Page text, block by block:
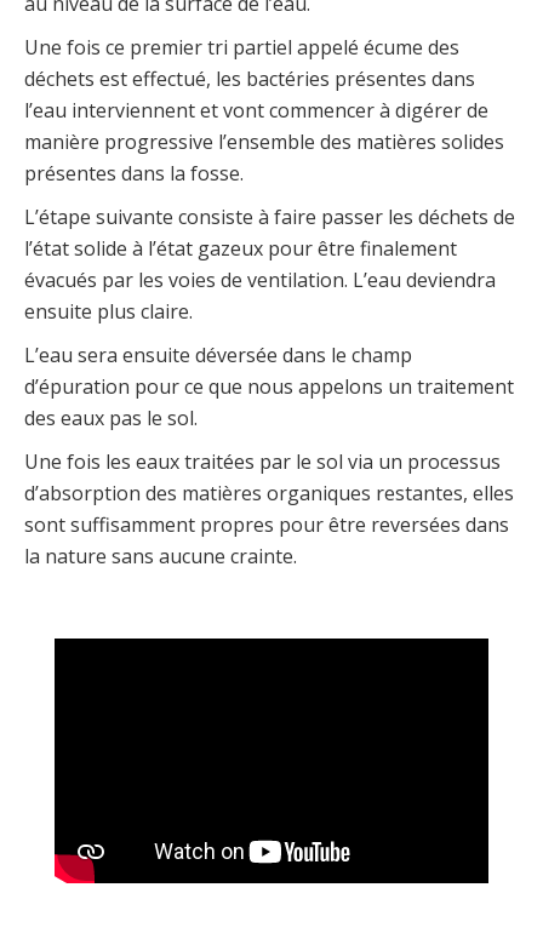
Une fois ce premier tri partiel appelé écume des
déchets est effectué, les bactéries présentes dans
l’eau interviennent et vont commencer à digérer de
manière progressive l’ensemble des matières solides
présentes dans la fosse.
L’étape suivante consiste à faire passer les déchets de
l’état solide à l’état gazeux pour être finalement
évacués par les voies de ventilation. L’eau deviendra
ensuite plus claire.
L’eau sera ensuite déversée dans le champ
d’épuration pour ce que nous appelons un traitement
des eaux pas le sol.
Une fois les eaux traitées par le sol via un processus
d’absorption des matières organiques restantes, elles
sont suffisamment propres pour être reversées dans
la nature sans aucune crainte.